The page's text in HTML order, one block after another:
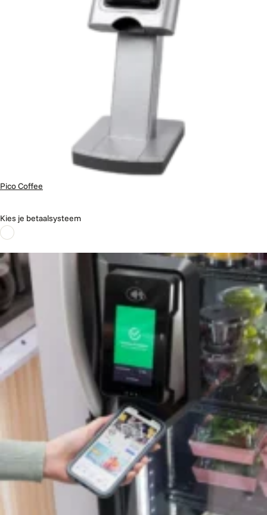
Pico Coffee
Kies je betaalsysteem